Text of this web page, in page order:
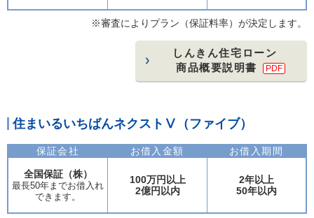
※審査によりプラン（保証料率）が決定します。
しんきん住宅ローン
商品概要説明書
PDF
住まいるいちばんネクストⅤ（ファイブ）
保証会社 お借入金額 お借入期間
全国保証（株）
最長50年までお借入れ
できます。
100万円以上
2億円以内
2年以上
50年以内